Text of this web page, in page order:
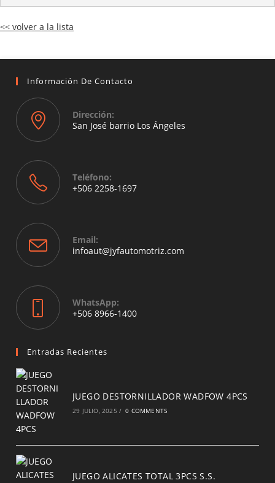
<< volver a la lista
Información De Contacto
Dirección:
San José barrio Los Ángeles
new
Teléfono:
+506 2258-1697
application
Email:
infoaut@jyfautomotriz.com
WhatsApp:
+506 8966-1400Opens
Entradas Recientes
JUEGO DESTORNILLADOR WADFOW 4PCS
29 JULIO, 2025 / 0 COMMENTS
JUEGO ALICATES TOTAL 3PCS S.S.